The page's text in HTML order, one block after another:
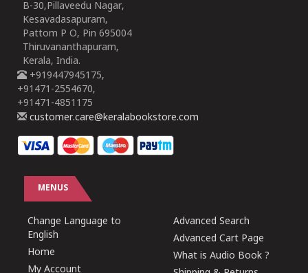
B-30,Pillaveedu Nagar,
Kesavadasapuram,
Pattom P O, Pin 695004
Thiruvananthapuram,
Kerala, India.
+919447945175,
+91471-2554670,
+91471-4851175
customer.care@keralabookstore.com
MENUS
Change Language to
English
Home
My Account
Advanced Search
Advanced Cart Page
What is Audio Book ?